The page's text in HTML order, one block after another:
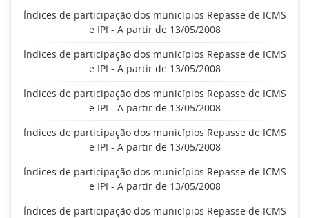
Índices de participação dos municípios Repasse de ICMS
e IPI - A partir de 13/05/2008
Índices de participação dos municípios Repasse de ICMS
e IPI - A partir de 13/05/2008
Índices de participação dos municípios Repasse de ICMS
e IPI - A partir de 13/05/2008
Índices de participação dos municípios Repasse de ICMS
e IPI - A partir de 13/05/2008
Índices de participação dos municípios Repasse de ICMS
e IPI - A partir de 13/05/2008
Índices de participação dos municípios Repasse de ICMS